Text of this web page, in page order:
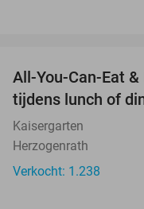
All-You-Can-Eat
tijdens lunch of
Kaisergarten
Herzogenrath
Verkocht: 1.238